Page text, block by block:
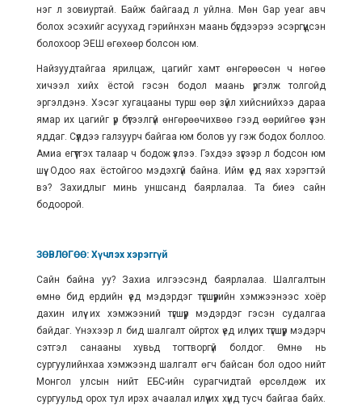
нэг л зовиуртай. Байж байгаад л уйлна. Мөн Gap year авч
болох эсэхийг асуухад гэрийнхэн маань бүгдээрээ эсэргүүцсэн
болохоор ЭЕШ өгөхөөр болсон юм.
Найзуудтайгаа ярилцаж, цагийг хамт өнгөрөөсөн ч нөгөө
хичээл хийх ёстой гэсэн бодол маань үргэлж толгойд
эргэлдэнэ. Хэсэг хугацааны турш өөр зүйл хийснийхээ дараа
ямар их цагийг үр бүтээлгүй өнгөрөөчихвөө гээд өөрийгөө үзэн
яддаг. Сүүлдээ галзуурч байгаа юм болов уу гэж бодох боллоо.
Амиа егүүтгэх талаар ч бодож үзлээ. Гэхдээ зүгээр л бодсон юм
шүү. Одоо яах ёстойгоо мэдэхгүй байна. Ийм үед яах хэрэгтэй
вэ? Захидлыг минь уншсанд баярлалаа. Та биеэ сайн
бодоорой.
ЗӨВЛӨГӨӨ: Хүчлэх хэрэггүй
Сайн байна уу? Захиа илгээсэнд баярлалаа. Шалгалтын
өмнө бид ердийн үед мэдэрдэг түгшүүрийн хэмжээнээс хоёр
дахин илүү их хэмжээний түгшүүр мэдэрдэг гэсэн судалгаа
байдаг. Үнэхээр л бид шалгалт ойртох үед илүү их түгшүүр мэдэрч
сэтгэл санааны хувьд тогтворгүй болдог. Өмнө нь
сургуулийнхаа хэмжээнд шалгалт өгч байсан бол одоо нийт
Монгол улсын нийт ЕБС-ийн сурагчидтай өрсөлдөж их
сургуульд орох тул ирэх ачаалал илүү их хүнд тусч байгаа байх.